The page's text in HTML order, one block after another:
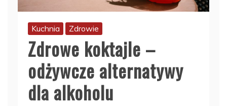
Kuchnia Zdrowie
Zdrowe koktajle –
odżywcze alternatywy
dla alkoholu